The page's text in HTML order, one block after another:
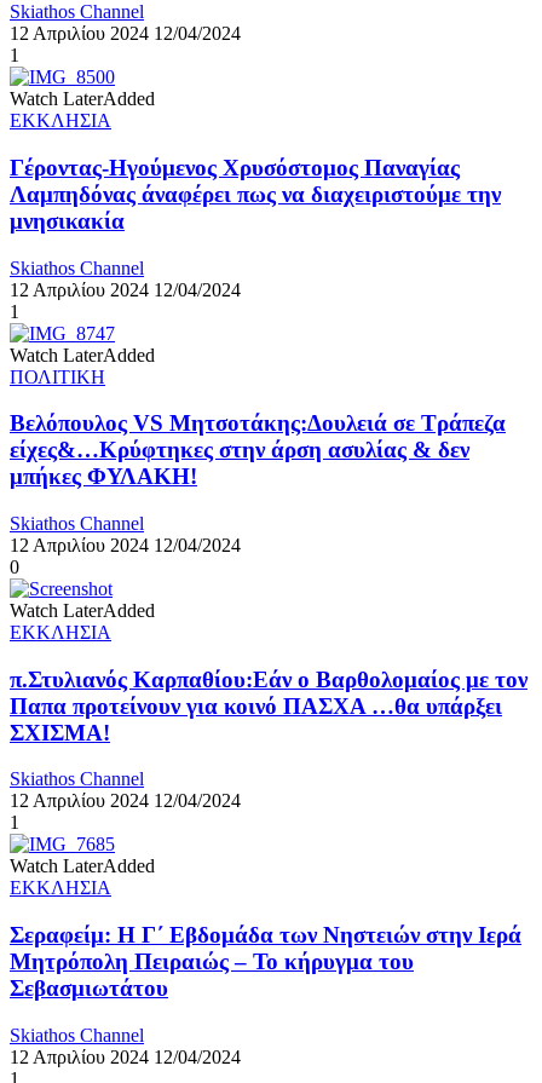
Skiathos Channel
12 Απριλίου 2024 12/04/2024
1
Watch LaterAdded
ΕΚΚΛΗΣΙΑ
Γέροντας-Ηγούμενος Χρυσόστομος Παναγίας
Λαμπηδόνας άναφέρει πως να διαχειριστούμε την
μνησικακία
Skiathos Channel
12 Απριλίου 2024 12/04/2024
1
Watch LaterAdded
ΠΟΛΙΤΙΚΗ
Βελόπουλος VS Μητσοτάκης:Δουλειά σε Τράπεζα
είχες&…Κρύφτηκες στην άρση ασυλίας & δεν
μπήκες ΦΥΛΑΚΗ!
Skiathos Channel
12 Απριλίου 2024 12/04/2024
0
Watch LaterAdded
ΕΚΚΛΗΣΙΑ
π.Στυλιανός Καρπαθίου:Εάν ο Βαρθολομαίος με τον
Παπα προτείνουν για κοινό ΠΑΣΧΑ …θα υπάρξει
ΣΧΙΣΜΑ!
Skiathos Channel
12 Απριλίου 2024 12/04/2024
1
Watch LaterAdded
ΕΚΚΛΗΣΙΑ
Σεραφείμ: Η Γ΄ Εβδομάδα των Νηστειών στην Ιερά
Μητρόπολη Πειραιώς – Το κήρυγμα του
Σεβασμιωτάτου
Skiathos Channel
12 Απριλίου 2024 12/04/2024
1